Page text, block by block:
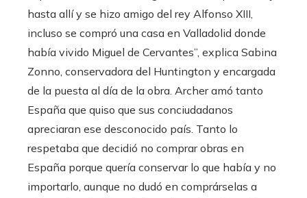
hasta allí y se hizo amigo del rey Alfonso XIII,
incluso se compró una casa en Valladolid donde
había vivido Miguel de Cervantes”, explica Sabina
Zonno, conservadora del Huntington y encargada
de la puesta al día de la obra. Archer amó tanto
España que quiso que sus conciudadanos
apreciaran ese desconocido país. Tanto lo
respetaba que decidió no comprar obras en
España porque quería conservar lo que había y no
importarlo, aunque no dudó en comprárselas a